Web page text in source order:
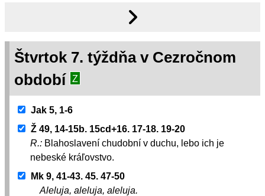
Štvrtok 7. týždňa v Cezročnom
období
Z
Jak 5, 1-6
Ž 49, 14-15b. 15cd+16. 17-18. 19-20
R.: Blahoslavení chudobní v duchu, lebo ich je
nebeské kráľovstvo.
Mk 9, 41-43. 45. 47-50
Aleluja, aleluja, aleluja.